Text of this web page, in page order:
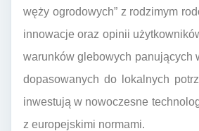
węży ogrodowych” z rodzimym
innowacje oraz opinii
warunków glebowych panujących
dopasowanych do lokalnych
inwestują w nowoczesne
z europejskimi normami.